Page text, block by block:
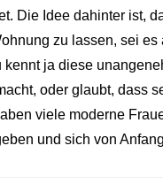
Die Idee dahinter ist,
zu lassen, sei
ja diese
oder glaubt, dass
viele moderne
und sich von